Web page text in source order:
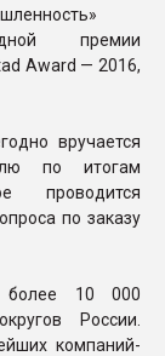
премии
Award — 2016,
вручается
по итогам
проводится
по заказу
более 10 000
России.
компаний-